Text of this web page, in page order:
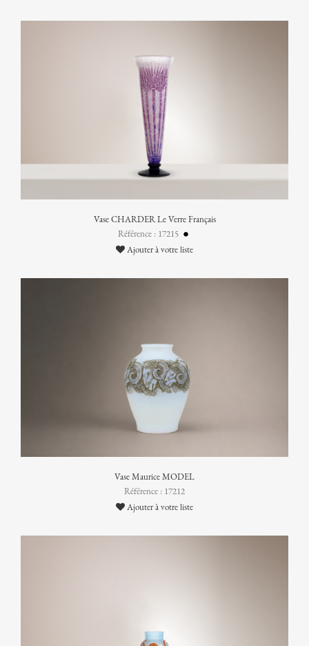
Vase CHARDER Le Verre Français
Référence : 17215
Ajouter à votre liste
Vase Maurice MODEL
Référence : 17212
Ajouter à votre liste